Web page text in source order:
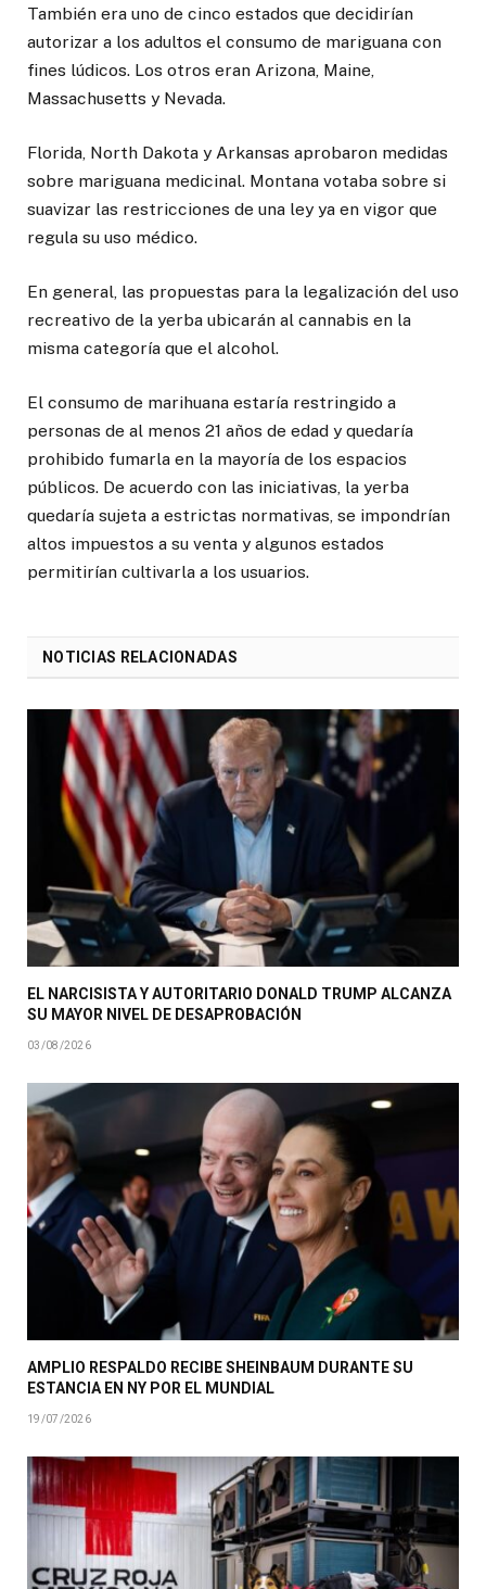
También era uno de cinco estados que decidirían
autorizar a los adultos el consumo de mariguana con
fines lúdicos. Los otros eran Arizona, Maine,
Massachusetts y Nevada.
Florida, North Dakota y Arkansas aprobaron medidas
sobre mariguana medicinal. Montana votaba sobre si
suavizar las restricciones de una ley ya en vigor que
regula su uso médico.
En general, las propuestas para la legalización del uso
recreativo de la yerba ubicarán al cannabis en la
misma categoría que el alcohol.
El consumo de marihuana estaría restringido a
personas de al menos 21 años de edad y quedaría
prohibido fumarla en la mayoría de los espacios
públicos. De acuerdo con las iniciativas, la yerba
quedaría sujeta a estrictas normativas, se impondrían
altos impuestos a su venta y algunos estados
permitirían cultivarla a los usuarios.
NOTICIAS RELACIONADAS
EL NARCISISTA Y AUTORITARIO DONALD TRUMP ALCANZA
SU MAYOR NIVEL DE DESAPROBACIÓN
03/08/2026
AMPLIO RESPALDO RECIBE SHEINBAUM DURANTE SU
ESTANCIA EN NY POR EL MUNDIAL
19/07/2026